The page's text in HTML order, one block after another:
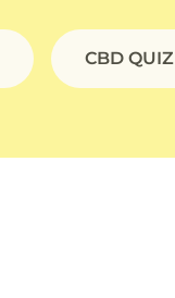
CBD QUIZ